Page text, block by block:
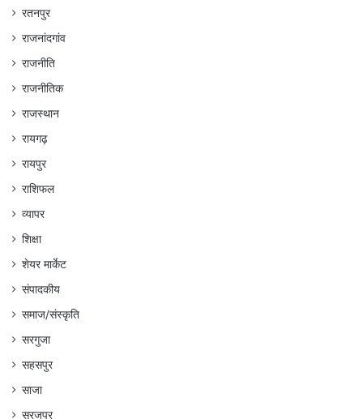
रतनपुर
राजनांदगांव
राजनीति
राजनीतिक
राजस्थान
रायगढ़
रायपुर
राशिफल
व्यापर
शिक्षा
शेयर मार्केट
संपादकीय
समाज/संस्कृति
सरगुजा
सहसपुर
साजा
सूरजपुर